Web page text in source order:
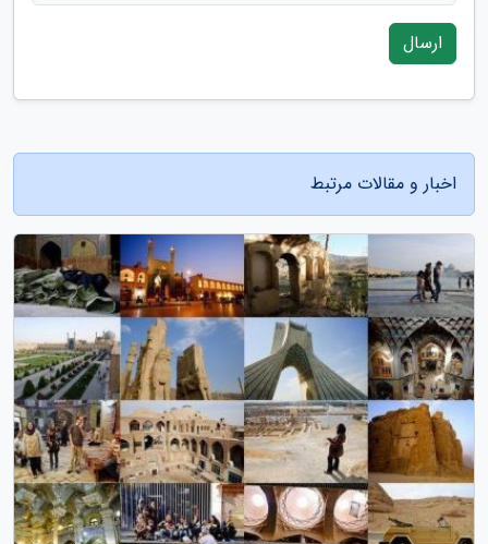
ارسال
اخبار و مقالات مرتبط